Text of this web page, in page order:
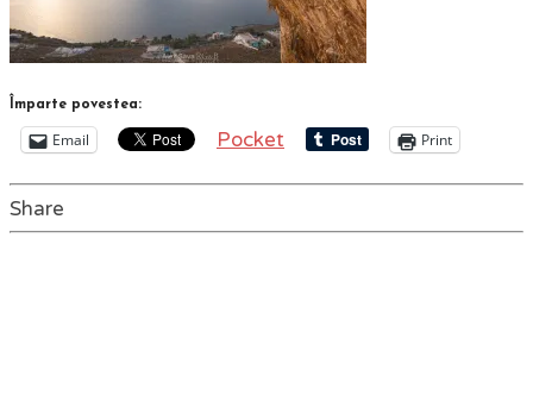
Împarte povestea:
Email Pocket Print
Share